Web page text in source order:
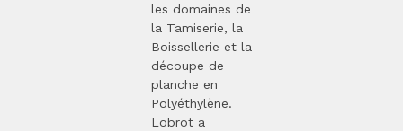
les domaines de
la Tamiserie, la
Boissellerie et la
découpe de
planche en
Polyéthylène.
Lobrot a